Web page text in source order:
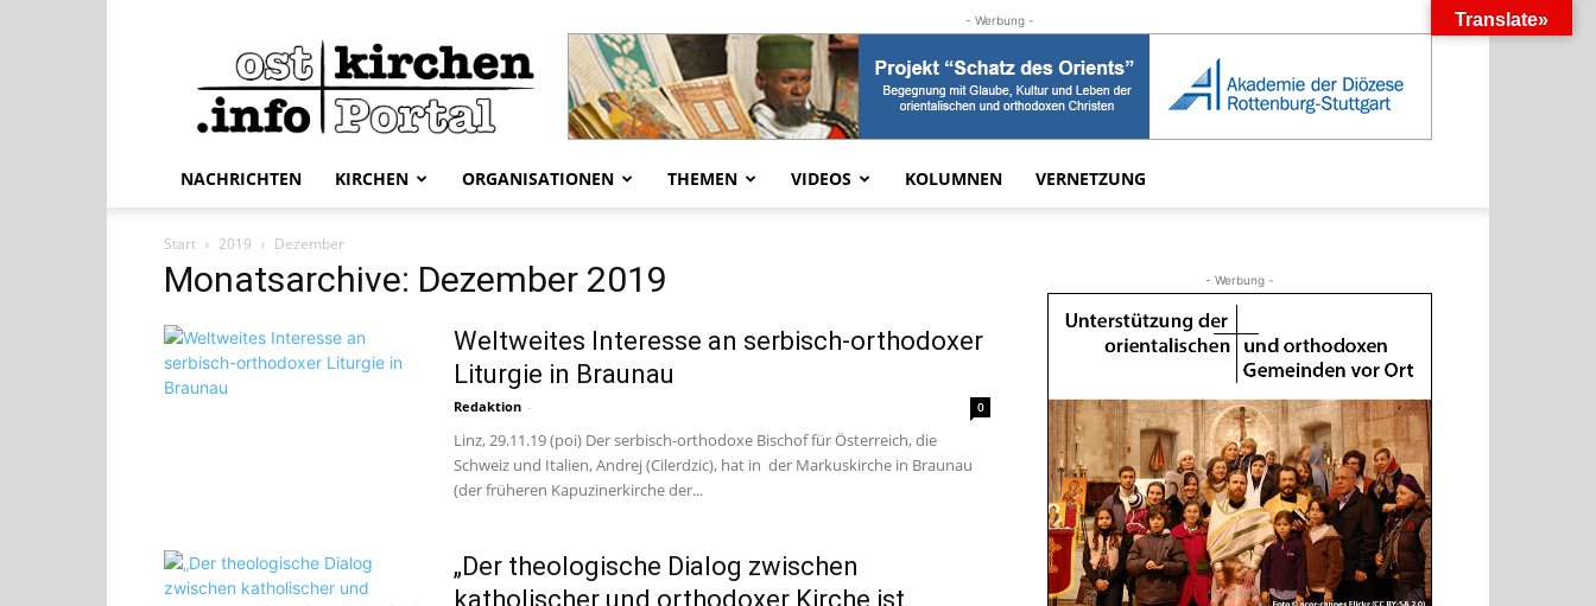
ostkirchen.info
- Werbung -
NACHRICHTEN KIRCHEN ORGANISATIONEN THEMEN VIDEOS KOLUMNEN VERNETZUNG
Start 2019 Dezember
Monatsarchive: Dezember 2019
Weltweites Interesse an serbisch-orthodoxer
Liturgie in Braunau
Redaktion - 0
Linz, 29.11.19 (poi) Der serbisch-orthodoxe Bischof für Österreich, die
Schweiz und Italien, Andrej (Cilerdzic), hat in der Markuskirche in Braunau
(der früheren Kapuzinerkirche der...
„Der theologische Dialog zwischen
katholischer und orthodoxer Kirche ist
- Werbung -
Translate»